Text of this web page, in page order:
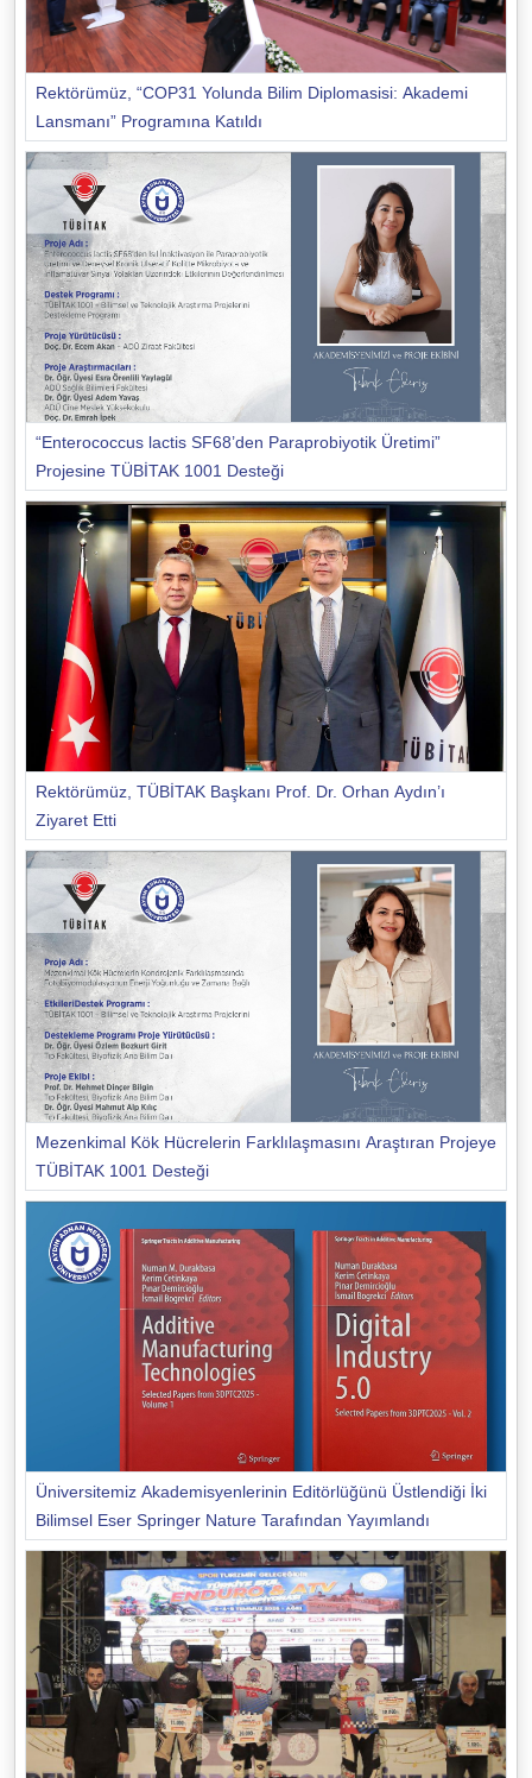
Rektörümüz, “COP31 Yolunda Bilim Diplomasisi: Akademi
Lansmanı” Programına Katıldı
“Enterococcus lactis SF68’den Paraprobiyotik Üretimi”
Projesine TÜBİTAK 1001 Desteği
Rektörümüz, TÜBİTAK Başkanı Prof. Dr. Orhan Aydın’ı
Ziyaret Etti
Mezenkimal Kök Hücrelerin Farklılaşmasını Araştıran Projeye
TÜBİTAK 1001 Desteği
Üniversitemiz Akademisyenlerinin Editörlüğünü Üstlendiği İki
Bilimsel Eser Springer Nature Tarafından Yayımlandı